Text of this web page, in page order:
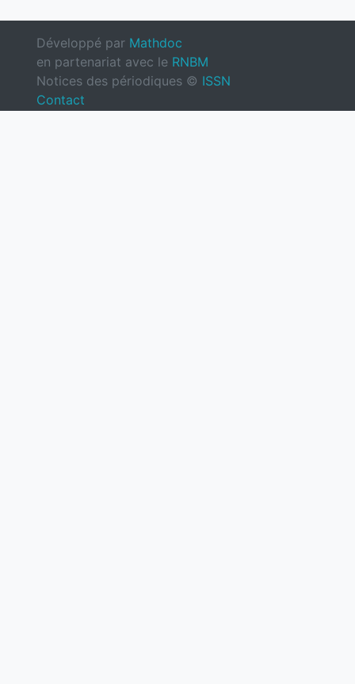
Développé par Mathdoc
en partenariat avec le RNBM
Notices des périodiques © ISSN
Contact